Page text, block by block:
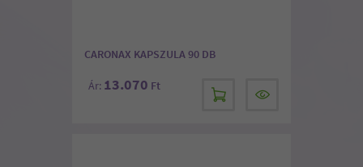
CARONAX KAPSZULA 90 DB
Ár: 13.070 Ft